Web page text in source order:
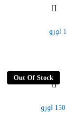
Out Of Stock